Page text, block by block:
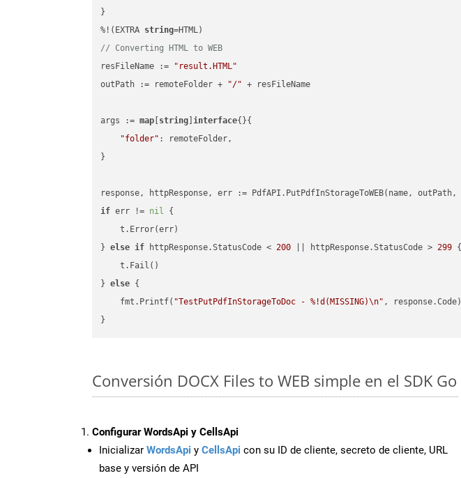
}
%!(EXTRA string
// Converting HTML to WEB
resFileName :=
"result.HTML"
outPath := remoteFolder +
"/" + resFileName
args := map string ]interface{}{
"folder" : remoteFolder,
}
if err != nil {
    t.Error(err)
} else if httpResponse.StatusCode < 200 || httpResponse.StatusCode > 299 {
    t.Fail()
} else {
    fmt.Printf(
"TestPutPdfInStorageToDoc - %!d(MISSING)\n" , response.Code)
Conversión DOCX Files to WEB simple en el SDK Go
Configurar WordsApi y CellsApi
Inicializar WordsApi y CellsApi con su ID de cliente, secreto de cliente, URL
base y versión de API